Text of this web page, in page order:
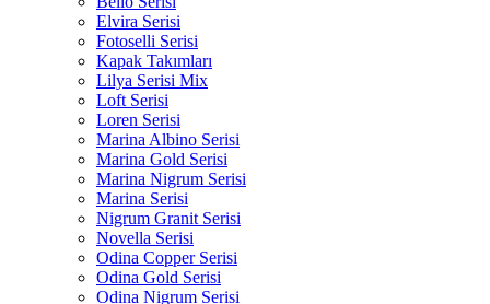
Elvira Serisi
Fotoselli Serisi
Kapak Takımları
Lilya Serisi Mix
Loft Serisi
Loren Serisi
Marina Albino Serisi
Marina Gold Serisi
Marina Nigrum Serisi
Marina Serisi
Nigrum Granit Serisi
Novella Serisi
Odina Copper Serisi
Odina Gold Serisi
Odina Nigrum Serisi